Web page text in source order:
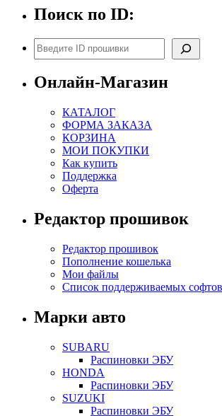
Поиск по ID:
Поиск
Онлайн-Магазин
КАТАЛОГ
ФОРМА ЗАКАЗА
КОРЗИНА
МОИ ПОКУПКИ
Как купить
Поддержка
Оферта
Редактор прошивок
Редактор прошивок
Пополнение кошелька
Мои файлы
Список поддерживаемых софтов
Марки авто
SUBARU
Распиновки ЭБУ
HONDA
Распиновки ЭБУ
SUZUKI
Распиновки ЭБУ